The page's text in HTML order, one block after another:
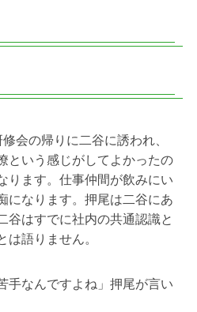
会の帰りに二谷に誘われ、
という感じがしてよかったの
ります。仕事仲間が飲みにい
になります。押尾は二谷にあ
谷はすでに社内の共通認識と
は語りません。
手なんですよね」押尾が言い